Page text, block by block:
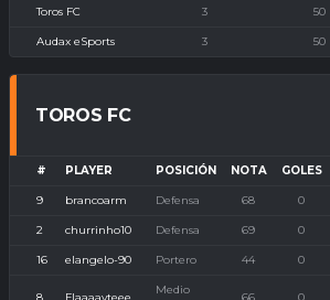
Toros FC 3 50
Audax eSports 3 50
TOROS FC
# PLAYER POSICIÓN NOTA GOLES
9 brancoarm Defensa 68 0
2 churrinho10 Defensa 69 0
16 elangelo-90 Portero 44 0
8 Flaaaayteee
Medio
66 0